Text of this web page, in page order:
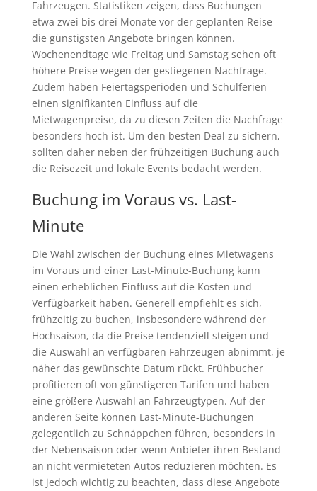
Fahrzeugen. Statistiken zeigen, dass Buchungen
etwa zwei bis drei Monate vor der geplanten Reise
die günstigsten Angebote bringen können.
Wochenendtage wie Freitag und Samstag sehen oft
höhere Preise wegen der gestiegenen Nachfrage.
Zudem haben Feiertagsperioden und Schulferien
einen signifikanten Einfluss auf die
Mietwagenpreise, da zu diesen Zeiten die Nachfrage
besonders hoch ist. Um den besten Deal zu sichern,
sollten daher neben der frühzeitigen Buchung auch
die Reisezeit und lokale Events bedacht werden.
Buchung im Voraus vs. Last-
Minute
Die Wahl zwischen der Buchung eines Mietwagens
im Voraus und einer Last-Minute-Buchung kann
einen erheblichen Einfluss auf die Kosten und
Verfügbarkeit haben. Generell empfiehlt es sich,
frühzeitig zu buchen, insbesondere während der
Hochsaison, da die Preise tendenziell steigen und
die Auswahl an verfügbaren Fahrzeugen abnimmt, je
näher das gewünschte Datum rückt. Frühbucher
profitieren oft von günstigeren Tarifen und haben
eine größere Auswahl an Fahrzeugtypen. Auf der
anderen Seite können Last-Minute-Buchungen
gelegentlich zu Schnäppchen führen, besonders in
der Nebensaison oder wenn Anbieter ihren Bestand
an nicht vermieteten Autos reduzieren möchten. Es
ist jedoch wichtig zu beachten, dass diese Angebote